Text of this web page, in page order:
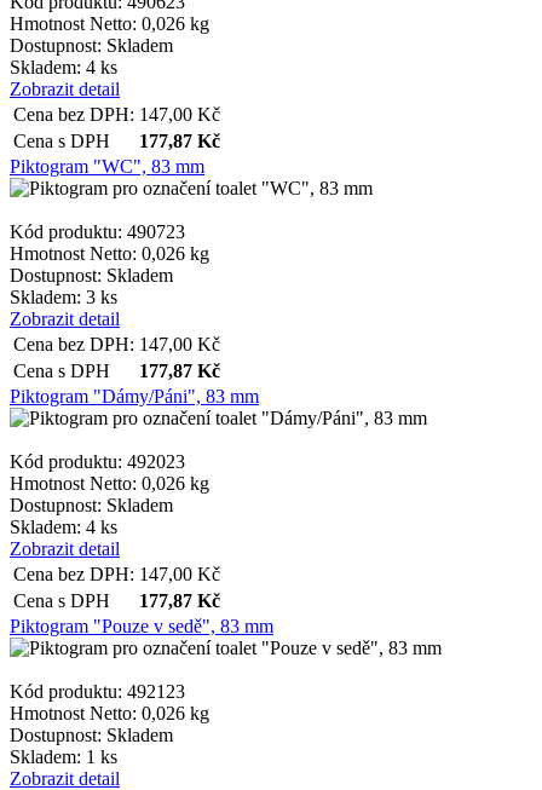
Hmotnost Netto: 0,026 kg
Dostupnost: Skladem
Skladem: 4 ks
Zobrazit detail
Cena bez DPH: 147,00 Kč
Cena s DPH
177,87 Kč
Piktogram "WC", 83 mm
Kód produktu: 490723
Hmotnost Netto: 0,026 kg
Dostupnost: Skladem
Skladem: 3 ks
Zobrazit detail
Cena bez DPH: 147,00 Kč
Cena s DPH
177,87 Kč
Piktogram "Dámy/Páni", 83 mm
Kód produktu: 492023
Hmotnost Netto: 0,026 kg
Dostupnost: Skladem
Skladem: 4 ks
Zobrazit detail
Cena bez DPH: 147,00 Kč
Cena s DPH
177,87 Kč
Piktogram "Pouze v sedě", 83 mm
Kód produktu: 492123
Hmotnost Netto: 0,026 kg
Dostupnost: Skladem
Skladem: 1 ks
Zobrazit detail